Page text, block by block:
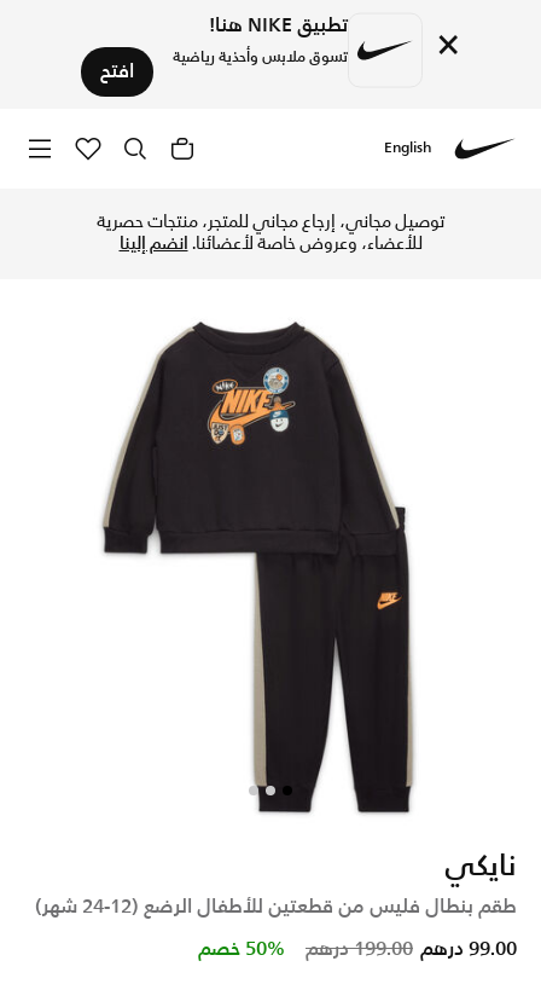
× تطبيق NIKE هنا!
تسوق ملابس وأحذية رياضية افتح
English
توصيل مجاني، إرجاع مجاني للمتجر، منتجات حصرية
للأعضاء، وعروض خاصة لأعضائنا.انضم إلينا
نايكي
طقم بنطال فليس من قطعتين للأطفال الرضع (12-24 شهر)
Price reduced from
199.00 درهم to 99.00 درهم 50% خصم